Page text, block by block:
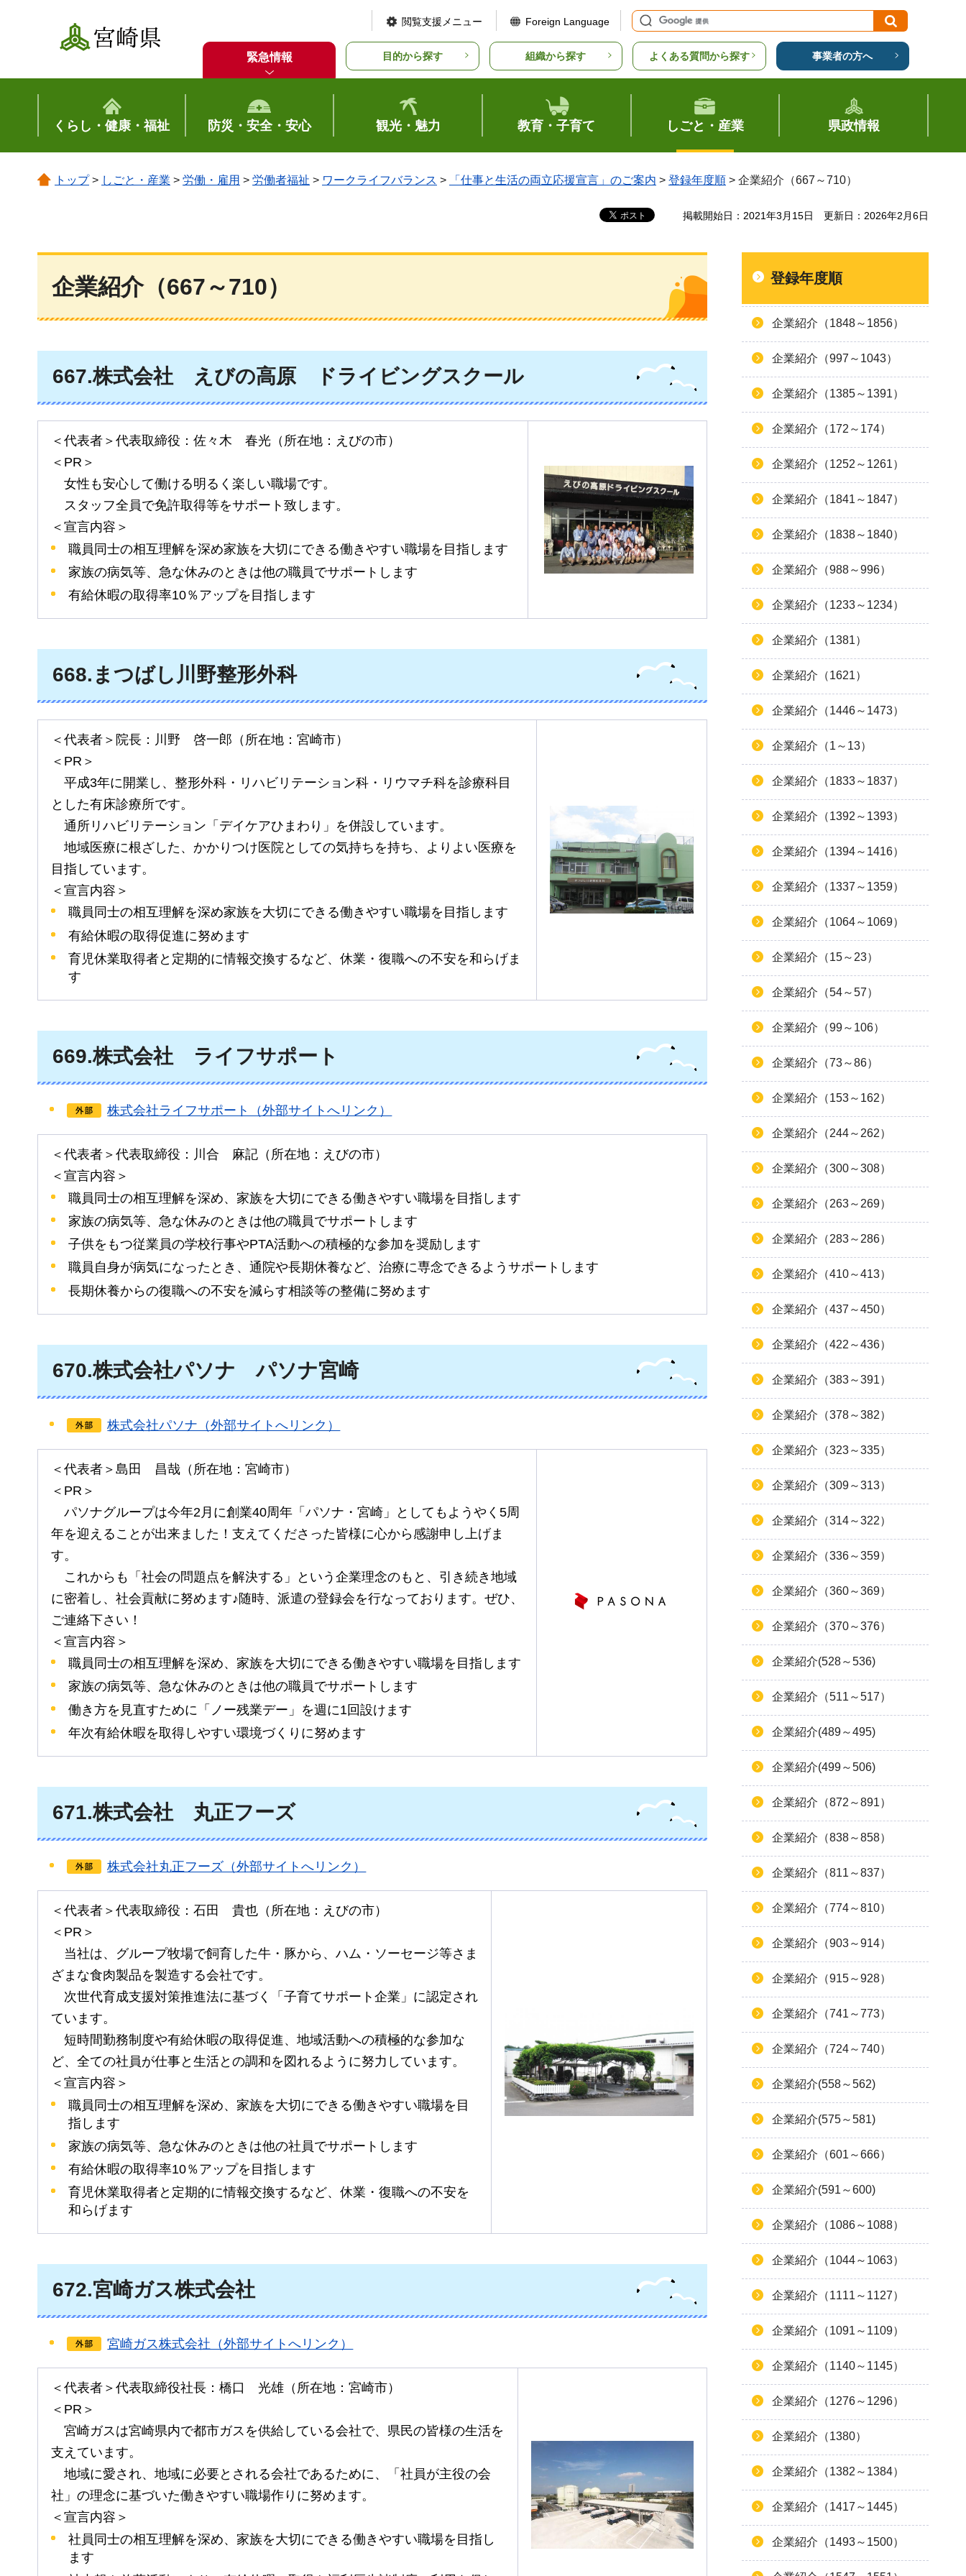
宮崎県
閲覧支援メニュー Foreign Language
緊急情報 目的から探す 組織から探す よくある質問から探す 事業者の方へ
くらし・健康・福祉 防災・安全・安心 観光・魅力 教育・子育て しごと・産業 県政情報
トップ> しごと・産業 > 労働・雇用 > 労働者福祉 > ワークライフバランス > 「仕事と生活の両立応援宣言」のご案内 > 登録年度順 > 企業紹介（667～710）
掲載開始日：2021年3月15日 更新日：2026年2月6日
企業紹介（667～710）
667.株式会社 えびの高原 ドライビングスクール
＜代表者＞代表取締役：佐々木 春光 （所在地：えびの市）
＜PR＞
女性も安心して働ける明るく楽しい職場です。
スタッフ全員で免許取得等をサポート致します。
＜宣言内容＞
職員同士の相互理解を深め家族を大切にできる働きやすい職場を目指します
家族の病気等、急な休みのときは他の職員でサポートします
有給休暇の取得率10％アップを目指します
668.まつばし川野整形外科
＜代表者＞院長：川野 啓一郎 （所在地：宮崎市）
＜PR＞
平成3年に開業し、整形外科・リハビリテーション科・リウマチ科を診療科目
とした有床診療所です。
通所 リハビリテーション「デイケアひまわり」を併設しています。
地域医療に根ざした、かかりつけ医院としての気持ちを持ち、よりよい医療を
目指しています。
＜宣言内容＞
職員同士の相互理解を深め家族を大切にできる働きやすい職場を目指します
有給休暇の取得促進に努めます
育児休業取得者と定期的に情報交換するなど、休業・復職への不安を和らげま
す
669.株式会社 ライフサポート
株式会社ライフサポート（外部サイトへリンク）
＜代表者＞代表取締役：川合 麻記 （所在地：えびの市）
＜宣言内容＞
職員同士の相互理解を深め、家族を大切にできる働きやすい職場を目指します
家族の病気等、急な休みのときは他の職員でサポートします
子供をもつ従業員の学校行事やPTA活動への積極的な参加を奨励します
職員自身が病気になったとき、通院や長期休養など、治療に専念できるようサポートします
長期休養からの復職への不安を減らす相談等の整備に努めます
670.株式会社パソナ パソナ宮崎
株式会社パソナ（外部サイトへリンク）
＜代表者＞島田 昌哉 （所在地：宮崎市）
＜PR＞
パソナグループは今年2月に創業40周年「パソナ・宮崎」としてもようやく5周
年を迎えることが出来ました！支えてくださった皆様に心から感謝申し上げま
す。
これからも 「社会の問題点を解決する」という企業理念のもと、引き続き地域
に密着し、社会貢献に努めます♪随時、派遣の登録会を行なっております。ぜひ、
ご連絡下さい！
＜宣言内容＞
職員同士の相互理解を深め、家族を大切にできる働きやすい職場を目指します
家族の病気等、急な休みのときは他の職員でサポートします
働き方を見直すために「ノー残業デー」を週に1回設けます
年次有給休暇を取得しやすい環境づくりに努めます
671.株式会社 丸正フーズ
株式会社丸正フーズ（外部サイトへリンク）
＜代表者＞代表取締役：石田 貴也 （所在地：えびの市）
＜PR＞
当社は、 グループ牧場で飼育した牛・豚から、ハム・ソーセージ等さま
ざまな食肉製品を製造する会社です。
次世代育成支援対策推進法に基づく「子育てサポート企業」に認定され
ています。
短時間勤務制度や有給休暇の取得促進、地域活動への積極的な参加な
ど、全ての社員が仕事と生活との調和を図れるように努力しています。
＜宣言内容＞
職員同士の相互理解を深め、家族を大切にできる働きやすい職場を目
指します
家族の病気等、急な休みのときは他の社員でサポートします
有給休暇の取得率10％アップを目指します
育児休業取得者と定期的に情報交換するなど、休業・復職への不安を
和らげます
672.宮崎ガス株式会社
宮崎ガス株式会社（外部サイトへリンク）
＜代表者＞代表取締役社長：橋口 光雄 （所在地：宮崎市）
＜PR＞
宮崎ガスは宮崎県内で都市ガスを供給している会社で、県民の皆様の生活を
支えています。
地域に愛され、地域に必要とされる会社であるために、「社員が主役の会
社」の理念に基づいた働きやすい職場作りに努めます。
＜宣言内容＞
社員同士の相互理解を深め、家族を大切にできる働きやすい職場を目指し
ます
登録年度順
企業紹介（1848～1856）
企業紹介（997～1043）
企業紹介（1385～1391）
企業紹介（172～174）
企業紹介（1252～1261）
企業紹介（1841～1847）
企業紹介（1838～1840）
企業紹介（988～996）
企業紹介（1233～1234）
企業紹介（1381）
企業紹介（1621）
企業紹介（1446～1473）
企業紹介（1～13）
企業紹介（1833～1837）
企業紹介（1392～1393）
企業紹介（1394～1416）
企業紹介（1337～1359）
企業紹介（1064～1069）
企業紹介（15～23）
企業紹介（54～57）
企業紹介（99～106）
企業紹介（73～86）
企業紹介（153～162）
企業紹介（244～262）
企業紹介（300～308）
企業紹介（263～269）
企業紹介（283～286）
企業紹介（410～413）
企業紹介（437～450）
企業紹介（422～436）
企業紹介（383～391）
企業紹介（378～382）
企業紹介（323～335）
企業紹介（309～313）
企業紹介（314～322）
企業紹介（336～359）
企業紹介（360～369）
企業紹介（370～376）
企業紹介(528～536)
企業紹介（511～517）
企業紹介(489～495)
企業紹介(499～506)
企業紹介（872～891）
企業紹介（838～858）
企業紹介（811～837）
企業紹介（774～810）
企業紹介（903～914）
企業紹介（915～928）
企業紹介（741～773）
企業紹介（724～740）
企業紹介(558～562)
企業紹介(575～581)
企業紹介（601～666）
企業紹介(591～600)
企業紹介（1086～1088）
企業紹介（1044～1063）
企業紹介（1111～1127）
企業紹介（1091～1109）
企業紹介（1140～1145）
企業紹介（1276～1296）
企業紹介（1380）
企業紹介（1382～1384）
企業紹介（1417～1445）
企業紹介（1493～1500）